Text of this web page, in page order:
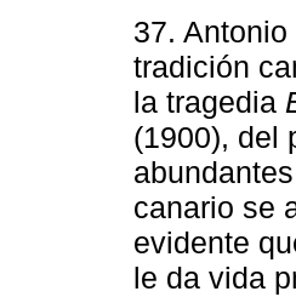
37.
tradición
la tragedia
(1900), del
canario se
evidente
le da vida